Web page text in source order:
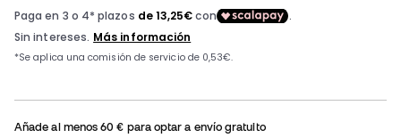
Añade al menos60 € para optar a envío gratuito